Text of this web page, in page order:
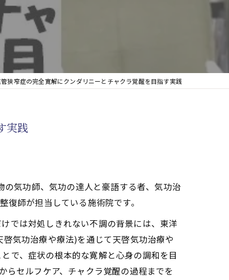
狭窄症の完全寛解にクンダリニーとチャクラ覚醒を目指す実践
実践
気功師、気功の達人と豪語する者、気功治
師が担当している施術院です。
では対処しきれない不調の背景には、東洋
気功治療や療法)を通じて天啓気功治療や
で、症状の根本的な寛解と心身の調和を目
セルフケア、チャクラ覚醒の過程までを